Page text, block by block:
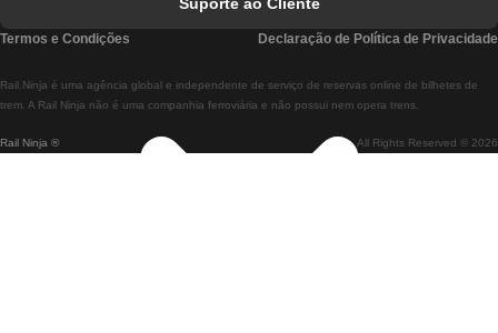
Comboios De Lisboa A Braga
Comboios De Braga A Lisboa
Rail Ninja ® All Rights Reserved © 2026
Rail.Ninja é uma agência global e independente de serviço de reservas online de bilhetes de
trem. A Rail Ninja não é uma companhia ferroviária e não possui nem opera trens.
Termos e Condições Declaração de Política de Privacidade